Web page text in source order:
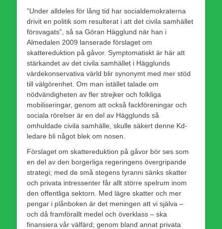
”Under alldeles för lång tid har socialdemokraterna
drivit en politik som resulterat i att det civila samhället
försvagats”, så sa Göran Hägglund när han i
Almedalen 2009 lanserade förslaget om
skattereduktion på gåvor. Symptomatiskt är här att
stärkandet av det civila samhället i Hägglunds
värdekonservativa värld blir synonymt med mer stöd
till välgörenhet. Om man istället talade om
nödvändigheten av fler strejker och folkliga
mobiliseringar, genom att också fackföreningar och
sociala rörelser är en del av Hägglunds så
omhuldade civila samhälle, skulle säkert denne Kd-
ledare bli något blek om nosen.
Förslaget om skattereduktion på gåvor bör ses som
en del av den borgerliga regeringens övergripande
strategi; med de små stegens tyranni sänks skatter
och privata intressenter får allt större spelrum inom
den offentliga sektorn. Med lägre skatter och mer
pengar i plånboken är det meningen att vi själva –
och då framförallt medel och överklass – ska
finansiera vår välfärd; genom bland annat privata